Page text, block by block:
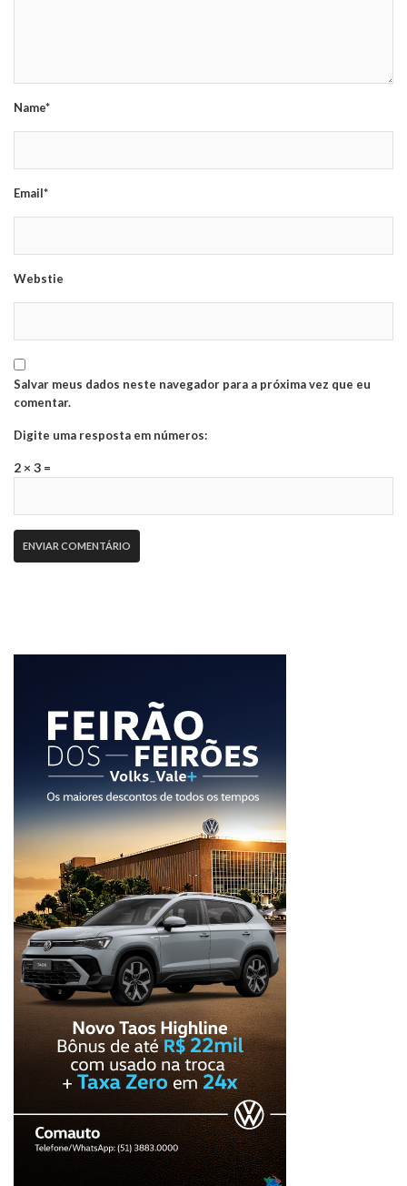
Name*
Email*
Webstie
Salvar meus dados neste navegador para a próxima vez que eu
comentar.
Digite uma resposta em números:
2 × 3 =